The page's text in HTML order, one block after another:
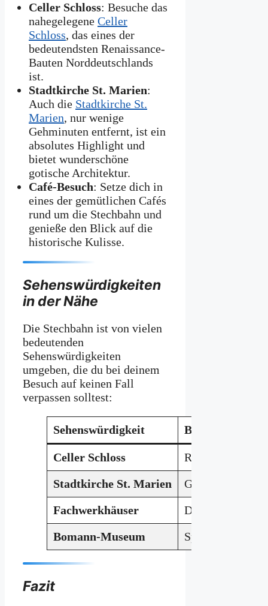
Celler Schloss: Besuche das
nahegelegene Celler
Schloss, das eines der
bedeutendsten Renaissance-
Bauten Norddeutschlands
ist.
Stadtkirche St. Marien:
Auch die Stadtkirche St.
Marien, nur wenige
Gehminuten entfernt, ist ein
absolutes Highlight und
bietet wunderschöne
gotische Architektur.
Café-Besuch: Setze dich in
eines der gemütlichen Cafés
rund um die Stechbahn und
genieße den Blick auf die
historische Kulisse.
Sehenswürdigkeiten
in der Nähe
Die Stechbahn ist von vielen
bedeutenden
Sehenswürdigkeiten
umgeben, die du bei deinem
Besuch auf keinen Fall
verpassen solltest:
Sehenswürdigkeit Beschreibung
Celler Schloss
Renaissance-
Stadtkirche St. Marien
Gotische Kirche
Fachwerkhäuser
Die
Bomann-Museum
Spannendes
Fazit